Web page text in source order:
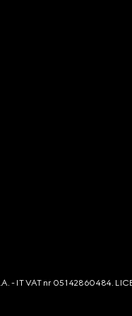
- IT VAT nr 05142860484.